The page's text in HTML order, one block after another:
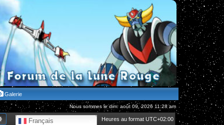
Galerie
Nous sommes le dim. août 09, 2026 11:28 am
Heures au format UTC+02:00
Français
Recherche avancée